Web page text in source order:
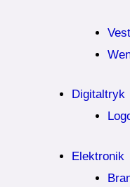
Digitaltryk
Elektronik